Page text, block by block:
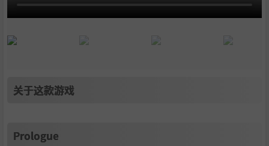
关于这款游戏
Prologue